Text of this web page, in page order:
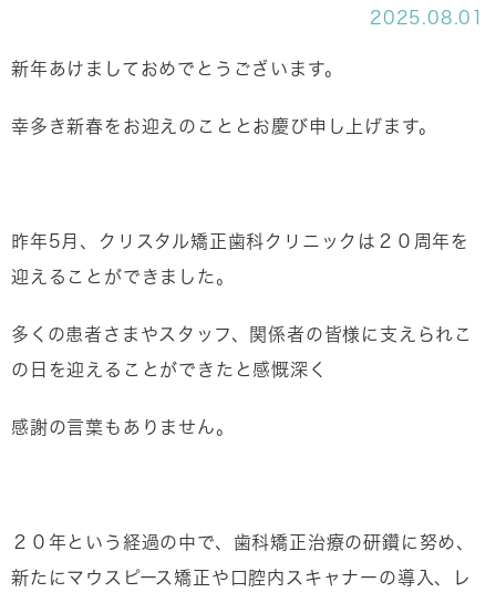
2025.08.01
新年あけましておめでとうございます。
幸多き新春をお迎えのこととお慶び申し上げます。
昨年5月、クリスタル矯正歯科クリニックは２０周年を
迎えることができました。
多くの患者さまやスタッフ、関係者の皆様に支えられこ
の日を迎えることができたと感慨深く
感謝の言葉もありません。
２０年という経過の中で、歯科矯正治療の研鑽に努め、
新たにマウスピース矯正や口腔内スキャナーの導入、レ